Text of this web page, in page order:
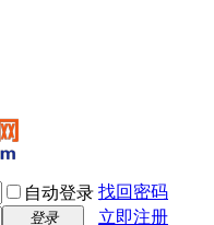
自动登录 找回密码
登录
立即注册